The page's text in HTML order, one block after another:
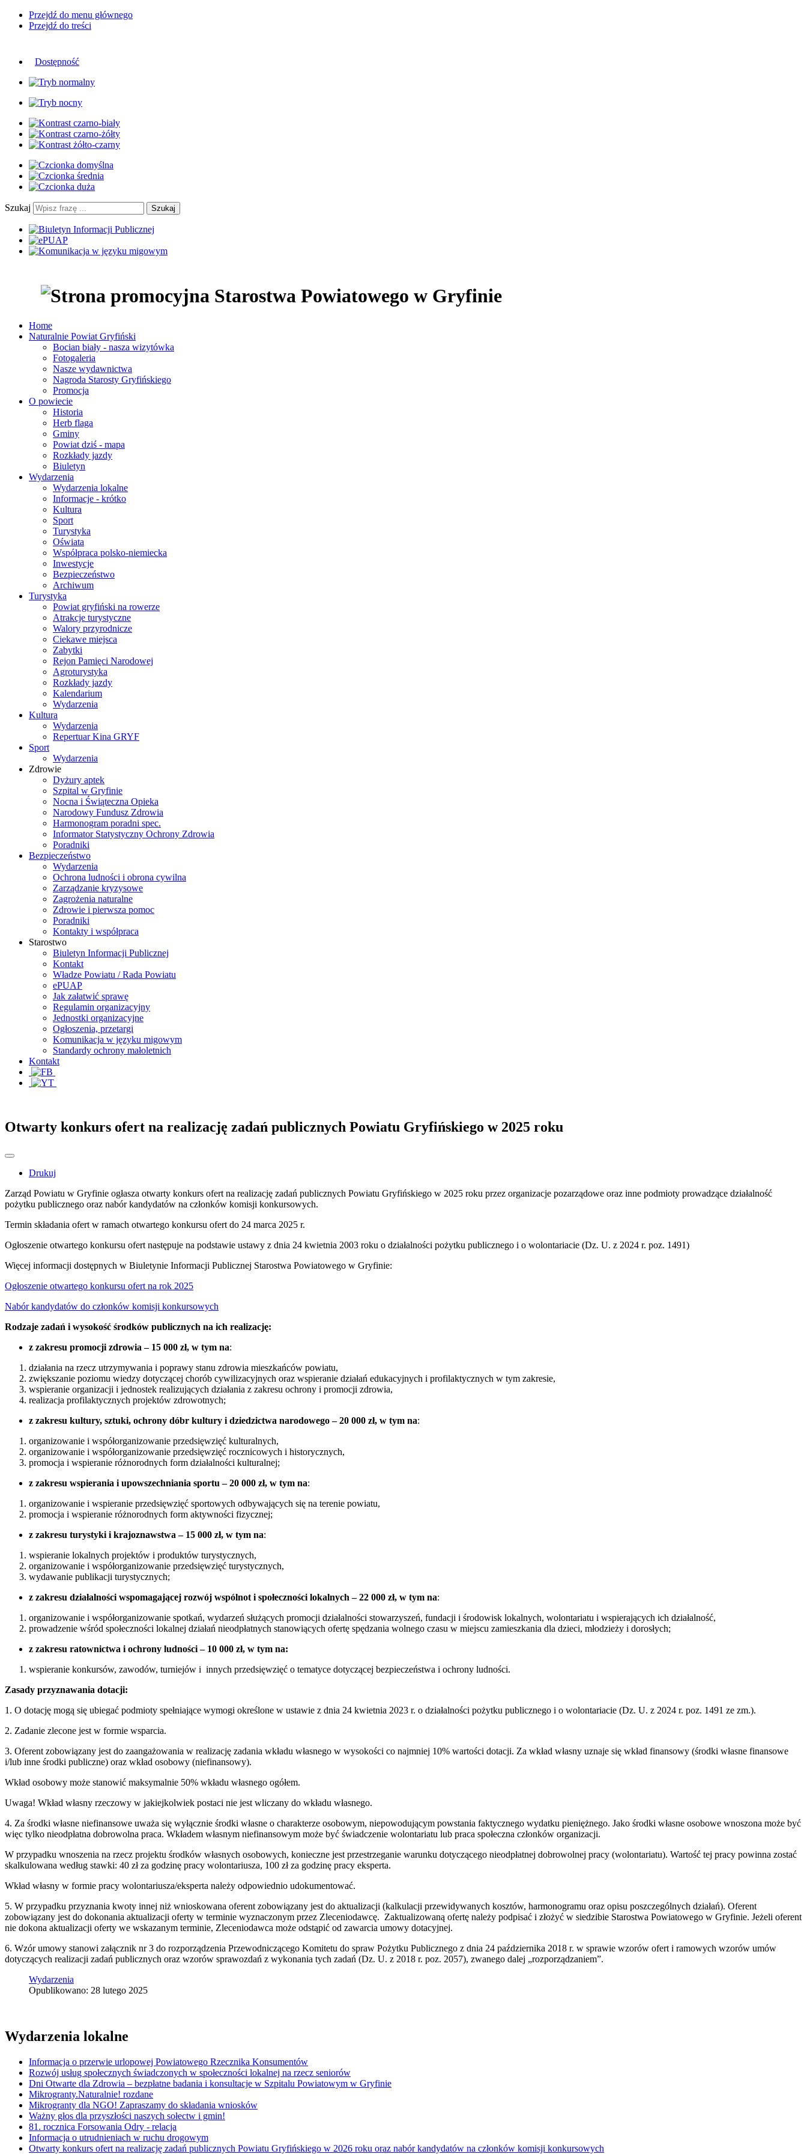
Przejdź do menu głównego
Przejdź do treści
Dostępność
Szukaj Szukaj
Home
Naturalnie Powiat Gryfiński
Bocian biały - nasza wizytówka
Fotogaleria
Nasze wydawnictwa
Nagroda Starosty Gryfińskiego
Promocja
O powiecie
Historia
Herb flaga
Gminy
Powiat dziś - mapa
Rozkłady jazdy
Biuletyn
Wydarzenia
Wydarzenia lokalne
Informacje - krótko
Kultura
Sport
Turystyka
Oświata
Współpraca polsko-niemiecka
Inwestycje
Bezpieczeństwo
Archiwum
Turystyka
Powiat gryfiński na rowerze
Atrakcje turystyczne
Walory przyrodnicze
Ciekawe miejsca
Zabytki
Rejon Pamięci Narodowej
Agroturystyka
Rozkłady jazdy
Kalendarium
Wydarzenia
Kultura
Wydarzenia
Repertuar Kina GRYF
Sport
Wydarzenia
Zdrowie
Dyżury aptek
Szpital w Gryfinie
Nocna i Świąteczna Opieka
Narodowy Fundusz Zdrowia
Harmonogram poradni spec.
Informator Statystyczny Ochrony Zdrowia
Poradniki
Bezpieczeństwo
Wydarzenia
Ochrona ludności i obrona cywilna
Zarządzanie kryzysowe
Zagrożenia naturalne
Zdrowie i pierwsza pomoc
Poradniki
Kontakty i współpraca
Starostwo
Biuletyn Informacji Publicznej
Kontakt
Władze Powiatu / Rada Powiatu
ePUAP
Jak załatwić sprawę
Regulamin organizacyjny
Jednostki organizacyjne
Ogłoszenia, przetargi
Komunikacja w języku migowym
Standardy ochrony małoletnich
Kontakt
Otwarty konkurs ofert na realizację zadań publicznych Powiatu Gryfińskiego w 2025 roku
Drukuj
Zarząd Powiatu w Gryfinie ogłasza otwarty konkurs ofert na realizację zadań publicznych Powiatu Gryfińskiego w 2025 roku przez organizacje pozarządowe oraz inne podmioty prowadzące działalność
pożytku publicznego oraz nabór kandydatów na członków komisji konkursowych.
Termin składania ofert w ramach otwartego konkursu ofert do 24 marca 2025 r.
Ogłoszenie otwartego konkursu ofert następuje na podstawie ustawy z dnia 24 kwietnia 2003 roku o działalności pożytku publicznego i o wolontariacie (Dz. U. z 2024 r. poz. 1491)
Więcej informacji dostępnych w Biuletynie Informacji Publicznej Starostwa Powiatowego w Gryfinie:
Ogłoszenie otwartego konkursu ofert na rok 2025
Nabór kandydatów do członków komisji konkursowych
Rodzaje zadań i wysokość środków publicznych na ich realizację:
z zakresu promocji zdrowia – 15 000 zł, w tym na:
działania na rzecz utrzymywania i poprawy stanu zdrowia mieszkańców powiatu,
zwiększanie poziomu wiedzy dotyczącej chorób cywilizacyjnych oraz wspieranie działań edukacyjnych i profilaktycznych w tym zakresie,
wspieranie organizacji i jednostek realizujących działania z zakresu ochrony i promocji zdrowia,
realizacja profilaktycznych projektów zdrowotnych;
z zakresu kultury, sztuki, ochrony dóbr kultury i dziedzictwa narodowego – 20 000 zł, w tym na:
organizowanie i współorganizowanie przedsięwzięć kulturalnych,
organizowanie i współorganizowanie przedsięwzięć rocznicowych i historycznych,
promocja i wspieranie różnorodnych form działalności kulturalnej;
z zakresu wspierania i upowszechniania sportu – 20 000 zł, w tym na:
organizowanie i wspieranie przedsięwzięć sportowych odbywających się na terenie powiatu,
promocja i wspieranie różnorodnych form aktywności fizycznej;
z zakresu turystyki i krajoznawstwa – 15 000 zł, w tym na:
wspieranie lokalnych projektów i produktów turystycznych,
organizowanie i współorganizowanie przedsięwzięć turystycznych,
wydawanie publikacji turystycznych;
z zakresu działalności wspomagającej rozwój wspólnot i społeczności lokalnych – 22 000 zł, w tym na:
organizowanie i współorganizowanie spotkań, wydarzeń służących promocji działalności stowarzyszeń, fundacji i środowisk lokalnych, wolontariatu i wspierających ich działalność,
prowadzenie wśród społeczności lokalnej działań nieodpłatnych stanowiących ofertę spędzania wolnego czasu w miejscu zamieszkania dla dzieci, młodzieży i dorosłych;
z zakresu ratownictwa i ochrony ludności – 10 000 zł, w tym na:
wspieranie konkursów, zawodów, turniejów i innych przedsięwzięć o tematyce dotyczącej bezpieczeństwa i ochrony ludności.
Zasady przyznawania dotacji:
1. O dotację mogą się ubiegać podmioty spełniające wymogi określone w ustawie z dnia 24 kwietnia 2023 r. o działalności pożytku publicznego i o wolontariacie (Dz. U. z 2024 r. poz. 1491 ze zm.).
2. Zadanie zlecone jest w formie wsparcia.
3. Oferent zobowiązany jest do zaangażowania w realizację zadania wkładu własnego w wysokości co najmniej 10% wartości dotacji. Za wkład własny uznaje się wkład finansowy (środki własne finansowe
i/lub inne środki publiczne) oraz wkład osobowy (niefinansowy).
Wkład osobowy może stanowić maksymalnie 50% wkładu własnego ogółem.
Uwaga! Wkład własny rzeczowy w jakiejkolwiek postaci nie jest wliczany do wkładu własnego.
4. Za środki własne niefinansowe uważa się wyłącznie środki własne o charakterze osobowym, niepowodującym powstania faktycznego wydatku pieniężnego. Jako środki własne osobowe wnoszona może być
więc tylko nieodpłatna dobrowolna praca. Wkładem własnym niefinansowym może być świadczenie wolontariatu lub praca społeczna członków organizacji.
W przypadku wnoszenia na rzecz projektu środków własnych osobowych, konieczne jest przestrzeganie warunku dotyczącego nieodpłatnej dobrowolnej pracy (wolontariatu). Wartość tej pracy powinna zostać
skalkulowana według stawki: 40 zł za godzinę pracy wolontariusza, 100 zł za godzinę pracy eksperta.
Wkład własny w formie pracy wolontariusza/eksperta należy odpowiednio udokumentować.
5. W przypadku przyznania kwoty innej niż wnioskowana oferent zobowiązany jest do aktualizacji (kalkulacji przewidywanych kosztów, harmonogramu oraz opisu poszczególnych działań). Oferent
zobowiązany jest do dokonania aktualizacji oferty w terminie wyznaczonym przez Zleceniodawcę. Zaktualizowaną ofertę należy podpisać i złożyć w siedzibie Starostwa Powiatowego w Gryfinie. Jeżeli oferent
nie dokona aktualizacji oferty we wskazanym terminie, Zleceniodawca może odstąpić od zawarcia umowy dotacyjnej.
6. Wzór umowy stanowi załącznik nr 3 do rozporządzenia Przewodniczącego Komitetu do spraw Pożytku Publicznego z dnia 24 października 2018 r. w sprawie wzorów ofert i ramowych wzorów umów
dotyczących realizacji zadań publicznych oraz wzorów sprawozdań z wykonania tych zadań (Dz. U. z 2018 r. poz. 2057), zwanego dalej „rozporządzaniem”.
Wydarzenia
Opublikowano: 28 lutego 2025
Wydarzenia lokalne
Informacja o przerwie urlopowej Powiatowego Rzecznika Konsumentów
Rozwój usług społecznych świadczonych w społeczności lokalnej na rzecz seniorów
Dni Otwarte dla Zdrowia – bezpłatne badania i konsultacje w Szpitalu Powiatowym w Gryfinie
Mikrogranty.Naturalnie! rozdane
Mikrogranty dla NGO! Zapraszamy do składania wniosków
Ważny głos dla przyszłości naszych sołectw i gmin!
81. rocznica Forsowania Odry - relacja
Informacja o utrudnieniach w ruchu drogowym
Otwarty konkurs ofert na realizację zadań publicznych Powiatu Gryfińskiego w 2026 roku oraz nabór kandydatów na członków komisji konkursowych